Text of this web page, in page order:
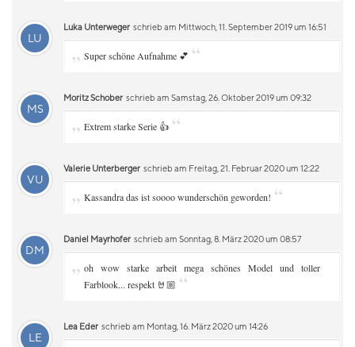
LU
Luka Unterweger schrieb am Mittwoch, 11. September 2019 um 16:51
„ Super schöne Aufnahme 💕 “
MS
Moritz Schober schrieb am Samstag, 26. Oktober 2019 um 09:32
„ Extrem starke Serie 👍 “
VU
Valerie Unterberger schrieb am Freitag, 21. Februar 2020 um 12:22
„ Kassandra das ist soooo wunderschön geworden! “
DM
Daniel Mayrhofer schrieb am Sonntag, 8. März 2020 um 08:57
„ oh wow starke arbeit mega schönes Model und toller
Farblook... respekt 🤘🏼 “
LE
Lea Eder schrieb am Montag, 16. März 2020 um 14:26